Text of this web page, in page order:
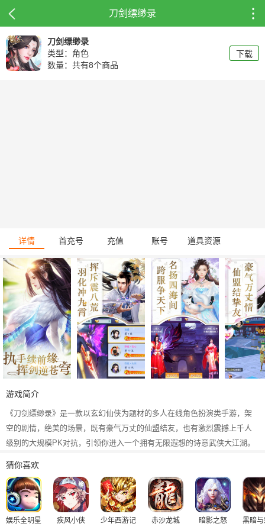
刀剑缥缈录
刀剑缥缈录
类型：角色
数量：共有8个商品
下载
详情 首充号 充值 账号 道具资源
游戏简介
《刀剑缥缈录》是一款以玄幻仙侠为题材的多人在线角色扮演类手游，架
空的剧情，绝美的场景，既有豪气万丈的仙盟结友，也有激烈震撼上千人
级别的大规模PK对抗，引领你进入一个拥有无限遐想的诗意武侠大江湖。
猜你喜欢
娱乐全明星 疾风小侠 少年西游记 赤沙龙城 暗影之怒 黑暗